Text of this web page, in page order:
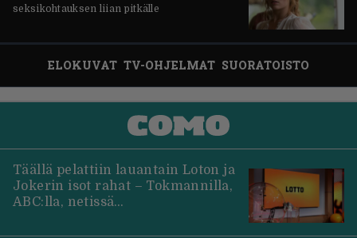
seksikohtauksen liian pitkälle
ELOKUVAT TV-OHJELMAT SUORATOISTO
Täällä pelattiin lauantain Loton ja
Jokerin isot rahat – Tokmannilla,
ABC:lla, netissä…